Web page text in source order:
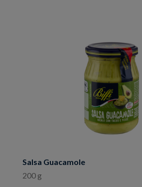
Salsa Guacamole
200 g